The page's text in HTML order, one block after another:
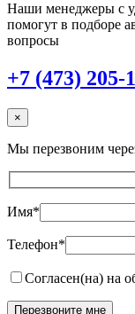
Наши менеджеры с
помогут в подборе
вопросы
+7 (473) 205-
×
Мы перезвоним
Имя*
Телефон*
Согласен(на) на